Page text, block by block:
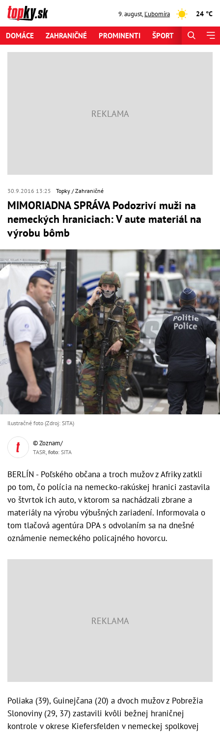
9. august,Ľubomíra 24 °C
DOMÁCE ZAHRANIČNÉ PROMINENTI ŠPORT
30.9.2016 13:25 Topky Zahraničné
MIMORIADNA SPRÁVA Podozriví muži na
nemeckých hraniciach: V aute materiál na
výrobu bômb
Ilustračné foto (Zdroj: SITA)
© Zoznam/
TASR, foto: SITA
BERLÍN - Poľského občana a troch mužov z Afriky zatkli
po tom, čo polícia na nemecko-rakúskej hranici zastavila
vo štvrtok ich auto, v ktorom sa nachádzali zbrane a
materiály na výrobu výbušných zariadení. Informovala o
tom tlačová agentúra DPA s odvolaním sa na dnešné
oznámenie nemeckého policajného hovorcu.
Poliaka (39), Guinejčana (20) a dvoch mužov z Pobrežia
Slonoviny (29, 37) zastavili kvôli bežnej hraničnej
kontrole v okrese Kiefersfelden v nemeckej spolkovej